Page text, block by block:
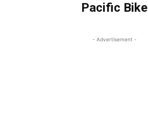
Pacific Bike
- Advertisement -